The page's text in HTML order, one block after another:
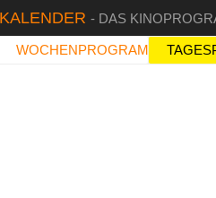
- DAS
WOCHENPROGRAMM